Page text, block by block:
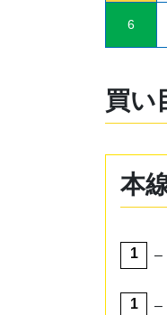
6
買い
本
1 –
1 –